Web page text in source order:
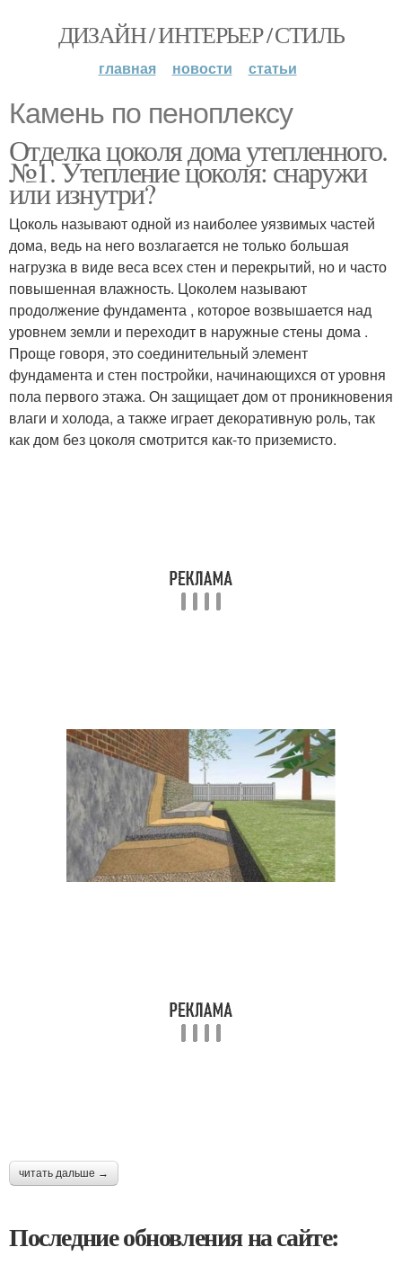
ДИЗАЙН / ИНТЕРЬЕР / СТИЛЬ
главная новости статьи
Камень по пеноплексу
Отделка цоколя дома утепленного.
№1. Утепление цоколя: снаружи
или изнутри?
Цоколь называют одной из наиболее уязвимых частей
дома, ведь на него возлагается не только большая
нагрузка в виде веса всех стен и перекрытий, но и часто
повышенная влажность. Цоколем называют
продолжение фундамента , которое возвышается над
уровнем земли и переходит в наружные стены дома .
Проще говоря, это соединительный элемент
фундамента и стен постройки, начинающихся от уровня
пола первого этажа. Он защищает дом от проникновения
влаги и холода, а также играет декоративную роль, так
как дом без цоколя смотрится как-то приземисто.
читать дальше →
Последние обновления на сайте: